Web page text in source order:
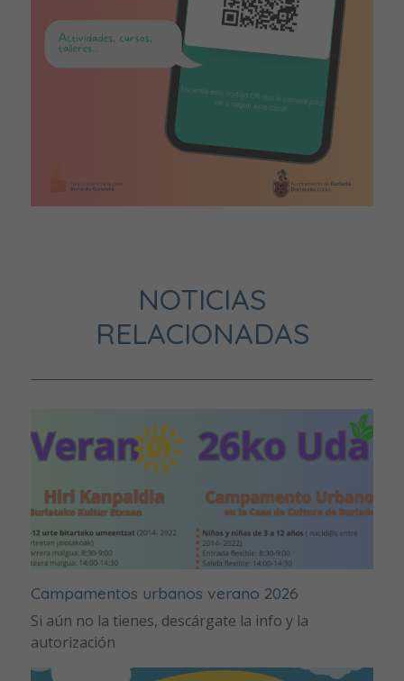
NOTICIAS
RELACIONADAS
Campamentos urbanos verano 2026
Si aún no la tienes, descárgate la info y la
autorización